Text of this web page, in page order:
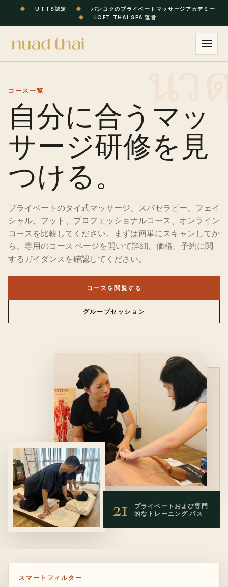
◆ UTTS認定 ◆
バンコクのプライベートマッサージアカデミー
◆
LOFT THAI SPA 運営
コース一覧
自分に合うマッ
サージ研修を見
つける。
プライベートのタイ式マッサージ、スパセラピー、フェイ
シャル、フット、 プロフェッショナルコース、オンライン
コースを比較してください。まずは簡単にスキャンしてか
ら、専用のコース ページを開いて詳細、価格、予約に関
するガイダンスを確認してください。
コースを閲覧する
グループセッション
21
プライベートおよび専門
的な トレーニング パス
スマートフィルター